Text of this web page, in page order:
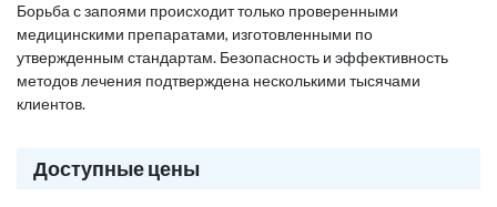
Борьба с запоями происходит только проверенными
медицинскими препаратами, изготовленными по
утвержденным стандартам. Безопасность и эффективность
методов лечения подтверждена несколькими тысячами
клиентов.
Доступные цены